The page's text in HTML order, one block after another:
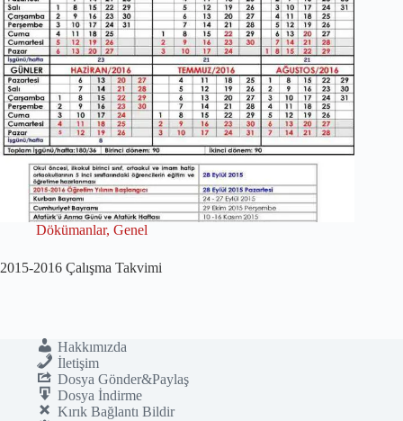
Dökümanlar, Genel
2015-2016 Çalışma Takvimi
Hakkımızda
İletişim
Dosya Gönder&Paylaş
Dosya İndirme
Kırık Bağlantı Bildir